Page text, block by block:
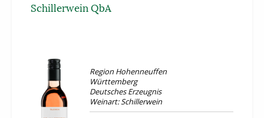
Schillerwein QbA
Region Hohenneuffen
Württemberg
Deutsches Erzeugnis
Weinart: Schillerwein